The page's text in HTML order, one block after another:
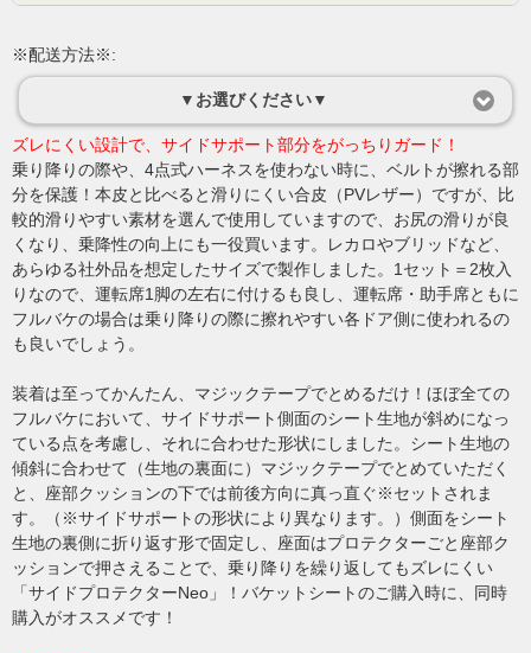
※配送方法※:
▼お選びください▼
ズレにくい設計で、サイドサポート部分をがっちりガード！
乗り降りの際や、4点式ハーネスを使わない時に、ベルトが擦れる部
分を保護！本皮と比べると滑りにくい合皮（PVレザー）ですが、比
較的滑りやすい素材を選んで使用していますので、お尻の滑りが良
くなり、乗降性の向上にも一役買います。レカロやブリッドなど、
あらゆる社外品を想定したサイズで製作しました。1セット＝2枚入
りなので、運転席1脚の左右に付けるも良し、運転席・助手席ともに
フルバケの場合は乗り降りの際に擦れやすい各ドア側に使われるの
も良いでしょう。
装着は至ってかんたん、マジックテープでとめるだけ！ほぼ全ての
フルバケにおいて、サイドサポート側面のシート生地が斜めになっ
ている点を考慮し、それに合わせた形状にしました。シート生地の
傾斜に合わせて（生地の裏面に）マジックテープでとめていただく
と、座部クッションの下では前後方向に真っ直ぐ※セットされま
す。（※サイドサポートの形状により異なります。）側面をシート
生地の裏側に折り返す形で固定し、座面はプロテクターごと座部ク
ッションで押さえることで、乗り降りを繰り返してもズレにくい
「サイドプロテクターNeo」！バケットシートのご購入時に、同時
購入がオススメです！